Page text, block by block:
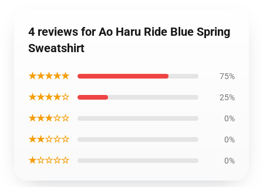
4 reviews for Ao Haru Ride Blue Spring
Sweatshirt
★★★★★ 75%
★★★★☆ 25%
★★★☆☆ 0%
★★☆☆☆ 0%
★☆☆☆☆ 0%